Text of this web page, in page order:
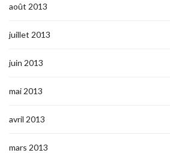
août 2013
juillet 2013
juin 2013
mai 2013
avril 2013
mars 2013